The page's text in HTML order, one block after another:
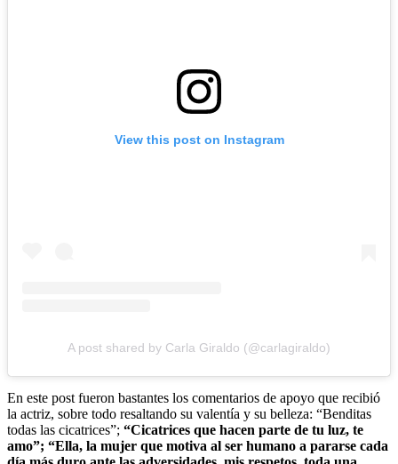
View this post on Instagram
A post shared by Carla Giraldo (@carlagiraldo)
En este post fueron bastantes los comentarios de apoyo que recibió
la actriz, sobre todo resaltando su valentía y su belleza: “Benditas
todas las cicatrices”; “Cicatrices que hacen parte de tu luz, te
amo”; “Ella, la mujer que motiva al ser humano a pararse cada